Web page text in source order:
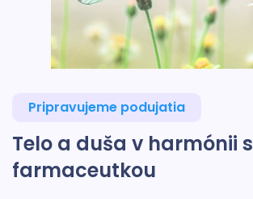
Pripravujeme podujatia
Telo a duša v harmónii s
farmaceutkou